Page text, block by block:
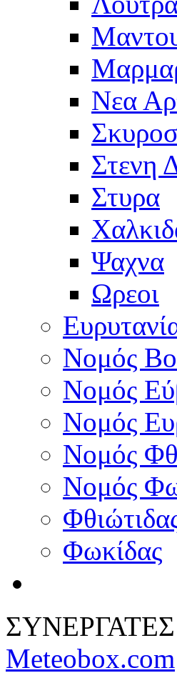
Νεα
Στενη
Στυρα
Ψαχνα
Ωρεοι
Νομός
Νομός
Νομός
Νομός
Νομός
Φωκίδας
Meteobox.com